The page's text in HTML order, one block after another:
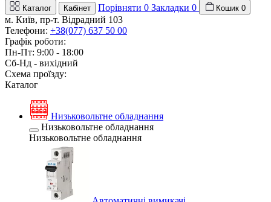
Каталог Кабінет Порівняти 0 Закладки 0 Кошик 0
м. Київ, пр-т. Відрадний 103
Телефони: +38(077) 637 50 00
Графік роботи:
Пн-Пт: 9:00 - 18:00
Сб-Нд - вихідний
Схема проїзду:
Каталог
Низьковольтне обладнання
Низьковольтне обладнання
Низьковольтне обладнання